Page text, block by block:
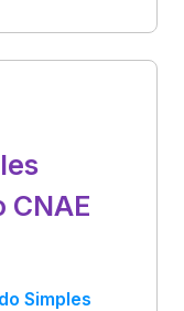
Simples